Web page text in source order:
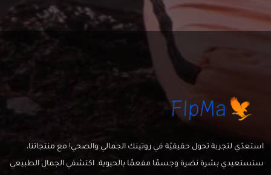
استعدّي لتجربة تحول حقيقيّة في روتينك الجمالي والصحي! مع منتجاتنا،
ستستعيدي بشرة نضرة وجسمًا مفعمًا بالحيوية. اكتشفي الجمال الطبيعي